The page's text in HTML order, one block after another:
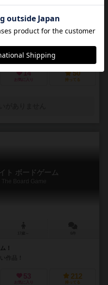
14歳～
て「血の遺志」を集めろ
アのブラッドボーンのカードゲ
ナムでは風土病「獣の病」がは
罹患者で...
14
お気に入り
50
持ってる
ト ボードゲーム
Board Game
！
作品！
53
お気に入り
212
持ってる